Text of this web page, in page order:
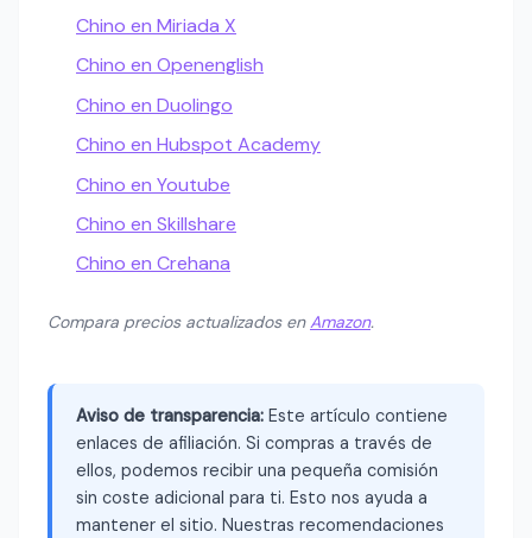
Chino en Miriada X
Chino en Openenglish
Chino en Duolingo
Chino en Hubspot Academy
Chino en Youtube
Chino en Skillshare
Chino en Crehana
Compara precios actualizados enAmazon.
Aviso de transparencia: Este artículo contiene
enlaces de afiliación. Si compras a través de
ellos, podemos recibir una pequeña comisión
sin coste adicional para ti. Esto nos ayuda a
mantener el sitio. Nuestras recomendaciones